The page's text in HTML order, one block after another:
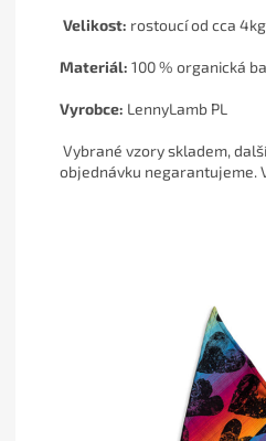
Velikost: rostoucí od cca
Materiál: 100 % organická
Vyrobce: LennyLamb PL
Vybrané vzory skladem,
objednávku negarantujeme.